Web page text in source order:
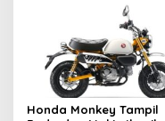
di Hari Kebaya Nasional
Honda Monkey Tampil